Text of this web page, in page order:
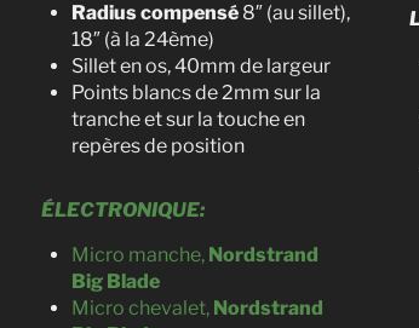
Radius compensé8″ (au sillet),
18″ (à la 24ème)
Sillet en os, 40mm de largeur
Points blancs de 2mm sur la
tranche et sur la touche en
repères de position
ÉLECTRONIQUE:
Micro manche, Nordstrand
Big Blade
Micro chevalet,Nordstrand